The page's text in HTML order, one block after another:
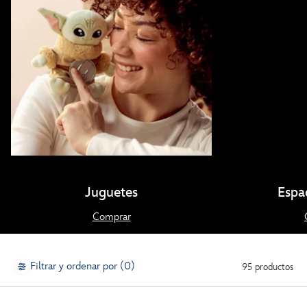
Juguetes
Comprar
Filtrar y ordenar por (0) 95 productos